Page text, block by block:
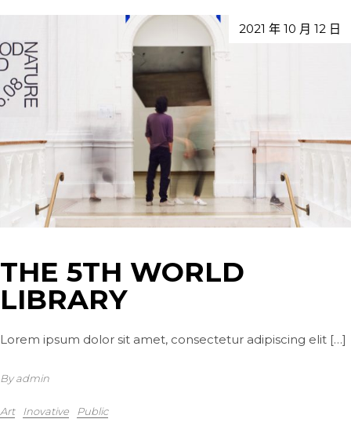
2021 年 10 月 12 日
THE 5TH WORLD
LIBRARY
Lorem ipsum dolor sit amet, consectetur adipiscing elit […]
By admin
Art Inovative Public